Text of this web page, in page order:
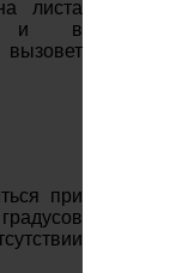
листа
и в
при